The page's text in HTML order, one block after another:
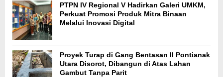
PTPN IV Regional V Hadirkan Galeri UMKM,
Perkuat Promosi Produk Mitra Binaan
Melalui Inovasi Digital
Proyek Turap di Gang Bentasan II Pontianak
Utara Disorot, Dibangun di Atas Lahan
Gambut Tanpa Parit